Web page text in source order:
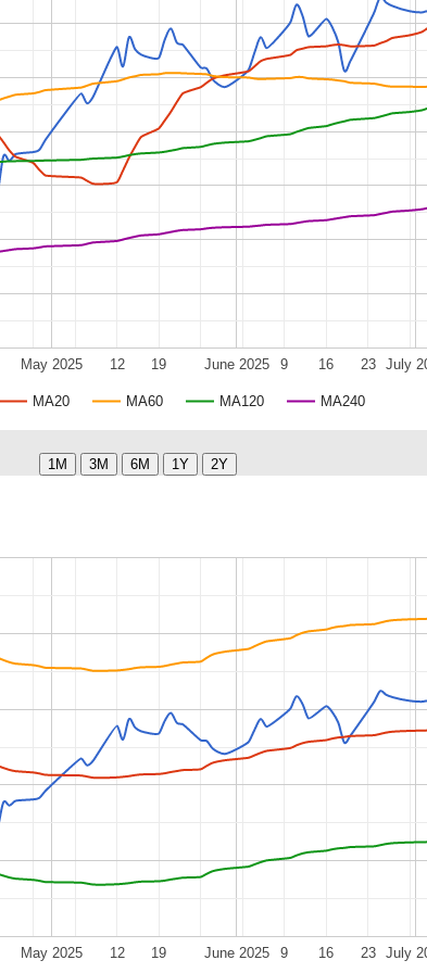
MA20 MA60 MA120 MA240
May 2025 June 2025 July
12 19 9 16 23
May 2025 June 2025 July
12 19 9 16 23